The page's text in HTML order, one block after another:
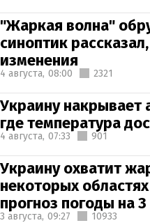
"Жаркая волна"
синоптик
изменения
4 августа, 08:00 2321
Украину
где температура
4 августа, 07:33 901
Украину охватит
некоторых
прогноз погоды на 3
3 августа, 09:27 10933